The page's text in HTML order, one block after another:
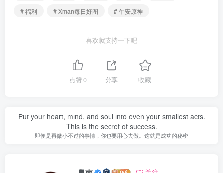
# 福利
# Xman每日好图 # 午安原神
喜欢就支持一下吧
点赞0 分享 收藏
Put your heart, mind, and soul into even your smallest acts.
This is the secret of success.
即便是再微小不过的事情，你也要用心去做。这就是成功的秘密